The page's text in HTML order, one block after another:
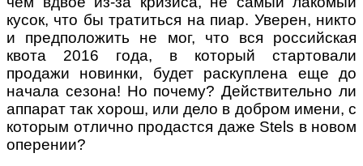
кусок, что бы тратиться на пиар. Уверен, никто
и предположить не мог, что вся российская
квота 2016 года, в который стартовали
продажи новинки, будет раскуплена еще до
начала сезона! Но почему? Действительно ли
аппарат так хорош, или дело в добром имени, с
которым отлично продастся даже Stels в новом
оперении?